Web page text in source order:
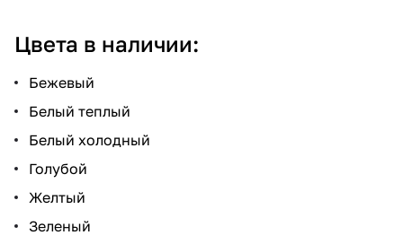
Цвета в наличии:
Бежевый
Белый теплый
Белый холодный
Голубой
Желтый
Зеленый